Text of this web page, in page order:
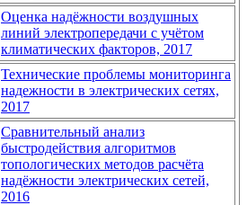
Оценка надёжности воздушных
линий электропередачи с учётом
климатических факторов, 2017
Технические проблемы мониторинга
надежности в электрических сетях,
2017
Сравнительный анализ
быстродействия алгоритмов
топологических методов расчёта
надёжности электрических сетей,
2016